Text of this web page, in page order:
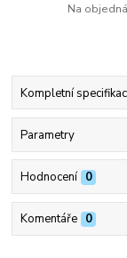
Na
Kompletní
Parametry
Hodnocení 0
Komentáře 0